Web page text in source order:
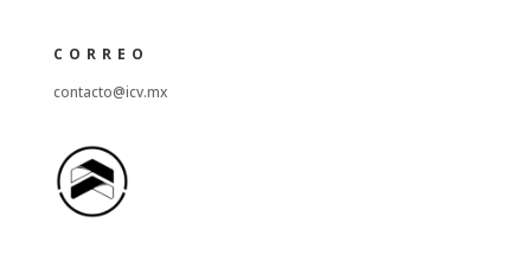
CORREO
contacto@icv.mx